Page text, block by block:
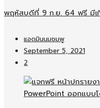
พฤหัสบดีที่ 9 ก.ย. 64 ฟรี มีเ
แอดมินนมชมพู
September 5, 2021
2